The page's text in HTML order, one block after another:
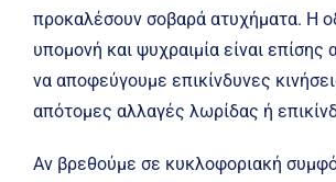
προκαλέσουν σοβαρά ατυχήματα. Η
υπομονή και ψυχραιμία είναι επίσης
να αποφεύγουμε επικίνδυνες
απότομες αλλαγές λωρίδας ή
Αν βρεθούμε σε κυκλοφοριακή